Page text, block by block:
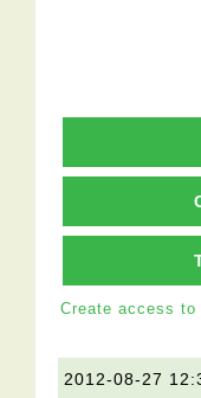
Create access
2012-08-27